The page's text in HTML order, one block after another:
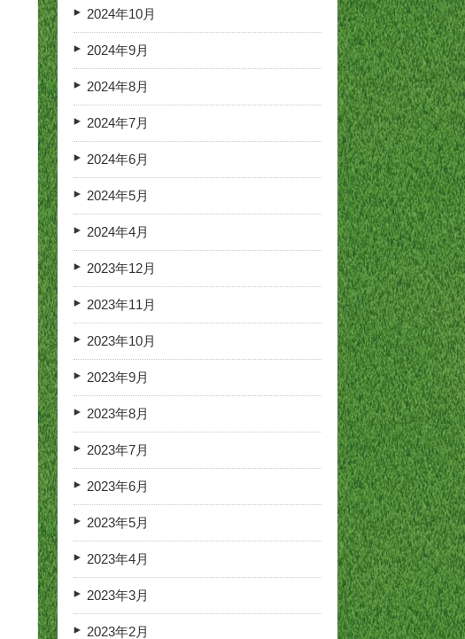
2024年10月
2024年9月
2024年8月
2024年7月
2024年6月
2024年5月
2024年4月
2023年12月
2023年11月
2023年10月
2023年9月
2023年8月
2023年7月
2023年6月
2023年5月
2023年4月
2023年3月
2023年2月